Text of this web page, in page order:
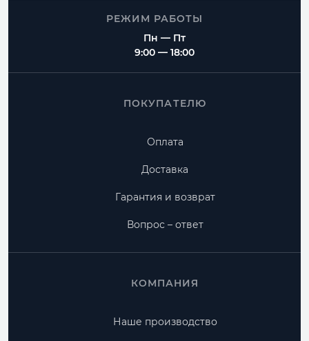
РЕЖИМ РАБОТЫ
Пн — Пт
9:00 — 18:00
ПОКУПАТЕЛЮ
Оплата
Доставка
Гарантия и возврат
Вопрос – ответ
КОМПАНИЯ
Наше производство